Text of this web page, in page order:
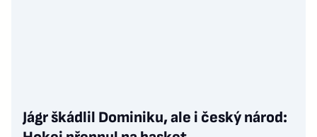
Jágr škádlil Dominiku, ale i český národ: